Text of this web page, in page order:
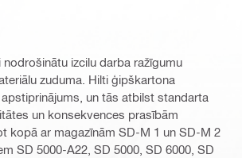
nodrošinātu izcilu darba ražīgumu
zuduma. Hilti ģipškartona
un tās atbilst standarta
un konsekvences prasībām
kopā ar magazīnām SD-M 1 un SD-M 2
SD 5000-A22, SD 5000, SD 6000, SD